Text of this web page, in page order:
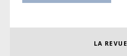
LA REVUE